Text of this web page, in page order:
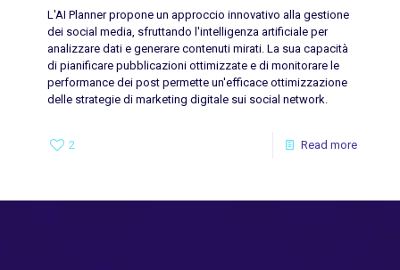
L'AI Planner propone un approccio innovativo alla gestione
dei social media, sfruttando l'intelligenza artificiale per
analizzare dati e generare contenuti mirati. La sua capacità
di pianificare pubblicazioni ottimizzate e di monitorare le
performance dei post permette un'efficace ottimizzazione
delle strategie di marketing digitale sui social network.
2 Read more